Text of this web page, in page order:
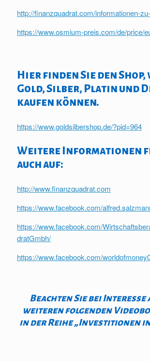
http://finanzquadrat.com/informationen-
https://www.osmium-preis.com/de/price/
Hier finden Sie den Shop,
Gold, Silber, Platin und
kaufen können.
https://www.goldsilbershop.de/?pid=964
Weitere Informationen
auch auf:
http://www.finanzquadrat.com
https://www.facebook.com/
https://www.facebook.com/
dratGmbh/
https://www.facebook.com/
Beachten Sie bei Interesse
weiteren folgenden
in der Reihe „Investitionen